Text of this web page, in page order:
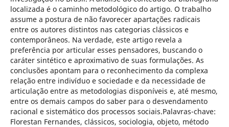
localizada é o caminho metodológico do artigo. O trabalho
assume a postura de não favorecer apartações radicais
entre os autores distintos nas categorias clássicos e
contemporâneos. Na verdade, este artigo revela a
preferência por articular esses pensadores, buscando o
caráter sintético e aproximativo de suas formulações. As
conclusões apontam para o reconhecimento da complexa
relação entre indivíduo e sociedade e da necessidade de
articulação entre as metodologias disponíveis e, até mesmo,
entre os demais campos do saber para o desvendamento
racional e sistemático dos processos sociais.Palavras-chave:
Florestan Fernandes, clássicos, sociologia, objeto, método